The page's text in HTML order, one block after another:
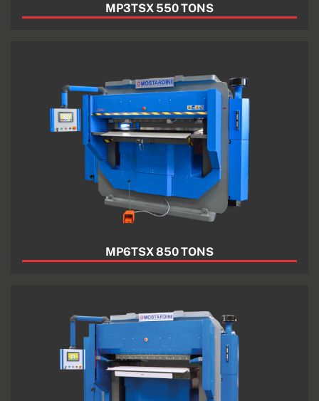
MP3TSX 550 TONS
MP6TSX 850 TONS